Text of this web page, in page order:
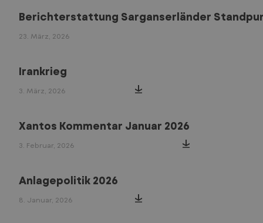
Berichterstattung Sarganserländer
23. März, 2026
Irankrieg
3. März, 2026
Xantos Kommentar Januar 2026
3. Februar, 2026
Anlagepolitik 2026
8. Januar, 2026